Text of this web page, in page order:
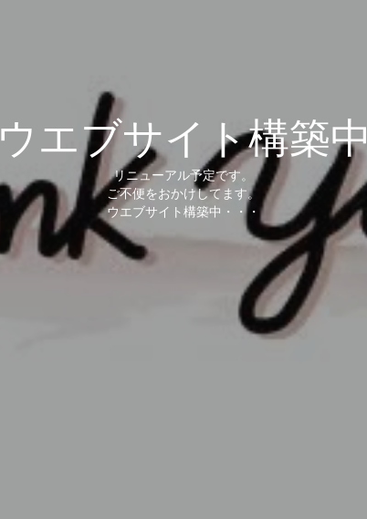
ウエブサイト構築中
リニューアル予定です。
ご不便をおかけしてます。
ウエブサイト構築中・・・